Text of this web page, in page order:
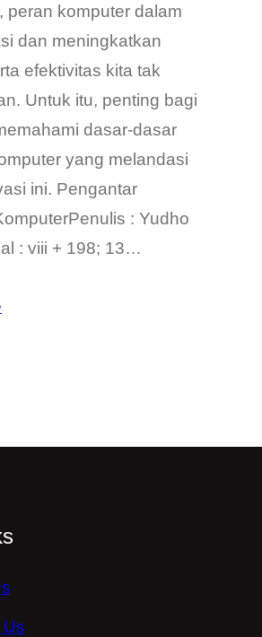
peran komputer dalam
dan meningkatkan
efektivitas kita tak
Untuk itu, penting bagi
dasar-dasar
yang melandasi
ini. Pengantar
: Yudho
: viii + 198; 13…